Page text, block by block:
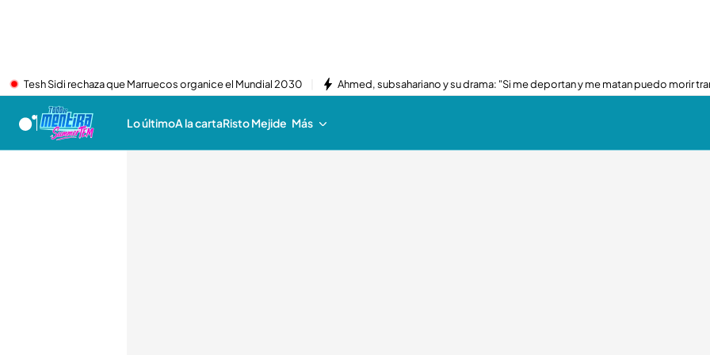
Tesh Sidi rechaza que Marruecos organice el Mundial 2030 Ahmed, subsahariano y su drama: "Si me deportan y me matan puedo morir
Lo últimoA la cartaRisto Mejide Más